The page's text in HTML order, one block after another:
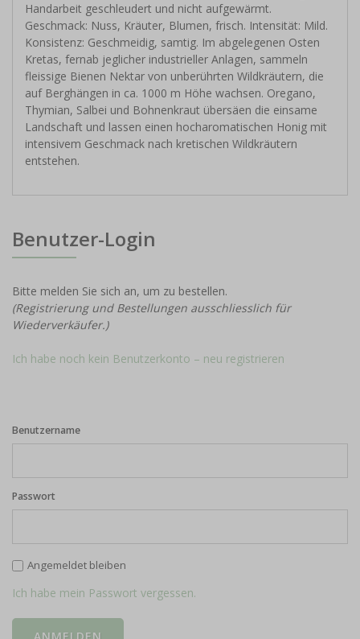
Handarbeit geschleudert und nicht aufgewärmt.
Geschmack: Nuss, Kräuter, Blumen, frisch. Intensität: Mild.
Konsistenz: Geschmeidig, samtig. Im abgelegenen Osten
Kretas, fernab jeglicher industrieller Anlagen, sammeln
fleissige Bienen Nektar von unberührten Wildkräutern, die
auf Berghängen in ca. 1000 m Höhe wachsen. Oregano,
Thymian, Salbei und Bohnenkraut übersäen die einsame
Landschaft und lassen einen hocharomatischen Honig mit
intensivem Geschmack nach kretischen Wildkräutern
entstehen.
Benutzer-Login
Bitte melden Sie sich an, um zu bestellen.
(Registrierung und Bestellungen ausschliesslich für
Wiederverkäufer.)
Ich habe noch kein Benutzerkonto – neu registrieren
Benutzername
Passwort
Angemeldet bleiben
Ich habe mein Passwort vergessen.